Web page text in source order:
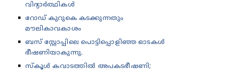
വിദ്യാർത്ഥികൾ
റോഡ് കുറുകെ കടക്കുന്നതും
മൗലികാവകാശം
ബസ് സ്റ്റോപ്പിലെ പൊട്ടിപ്പൊളിഞ്ഞ ഓടകൾ
ഭീഷണിയാകുന്നു.
സ്കൂൾ കവാടത്തിൽ അപകടഭീഷണി;